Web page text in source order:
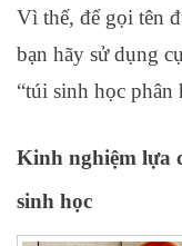
Vì thế, để gọi tên
bạn hãy sử dụng
“túi sinh học phân
Kinh nghiệm lựa
sinh học